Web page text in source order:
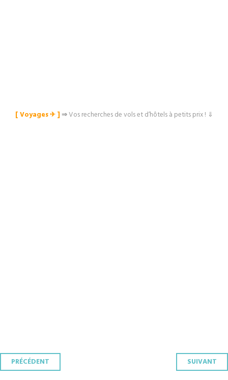
[ Voyages ✈︎ ]⇒Vos recherches de vols et d’hôtels à petits prix ! ⇓
Navigation
PRÉCÉDENT SUIVANT